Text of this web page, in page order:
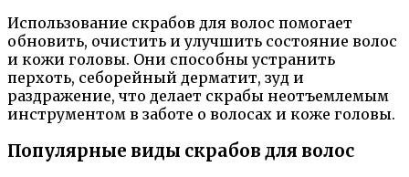
Использование скрабов для волос помогает
обновить, очистить и улучшить состояние волос
и кожи головы. Они способны устранить
перхоть, себорейный дерматит, зуд и
раздражение, что делает скрабы неотъемлемым
инструментом в заботе о волосах и коже головы.
Популярные виды скрабов для волос